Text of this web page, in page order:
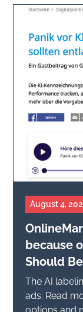
August 4,
because
Should
The AI
ads. Read